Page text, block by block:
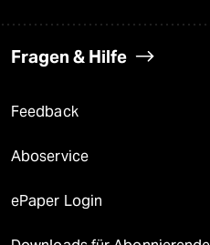
Fragen & Hilfe
Feedback
Aboservice
ePaper Login